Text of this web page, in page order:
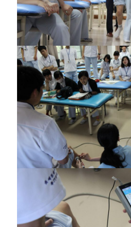
【お電話でお問合わ
☎ 095-
受付時間：午前9時
受付フォーム